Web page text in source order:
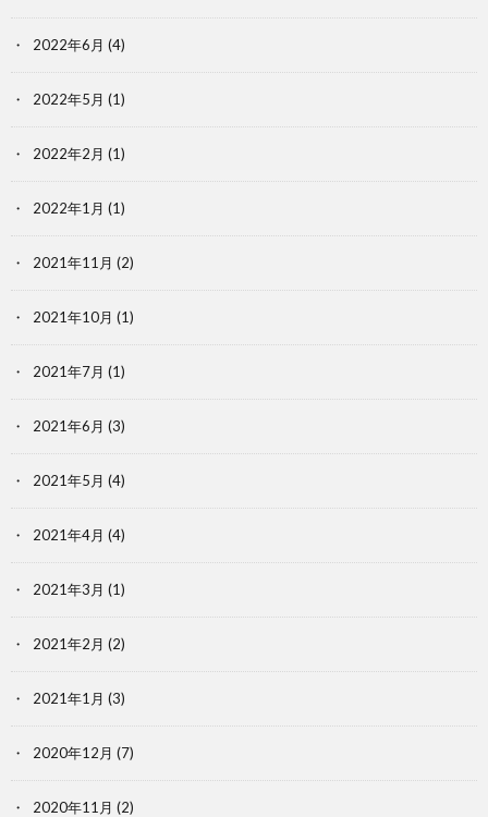
2022年6月 (4)
2022年5月 (1)
2022年2月 (1)
2022年1月 (1)
2021年11月 (2)
2021年10月 (1)
2021年7月 (1)
2021年6月 (3)
2021年5月 (4)
2021年4月 (4)
2021年3月 (1)
2021年2月 (2)
2021年1月 (3)
2020年12月 (7)
2020年11月 (2)